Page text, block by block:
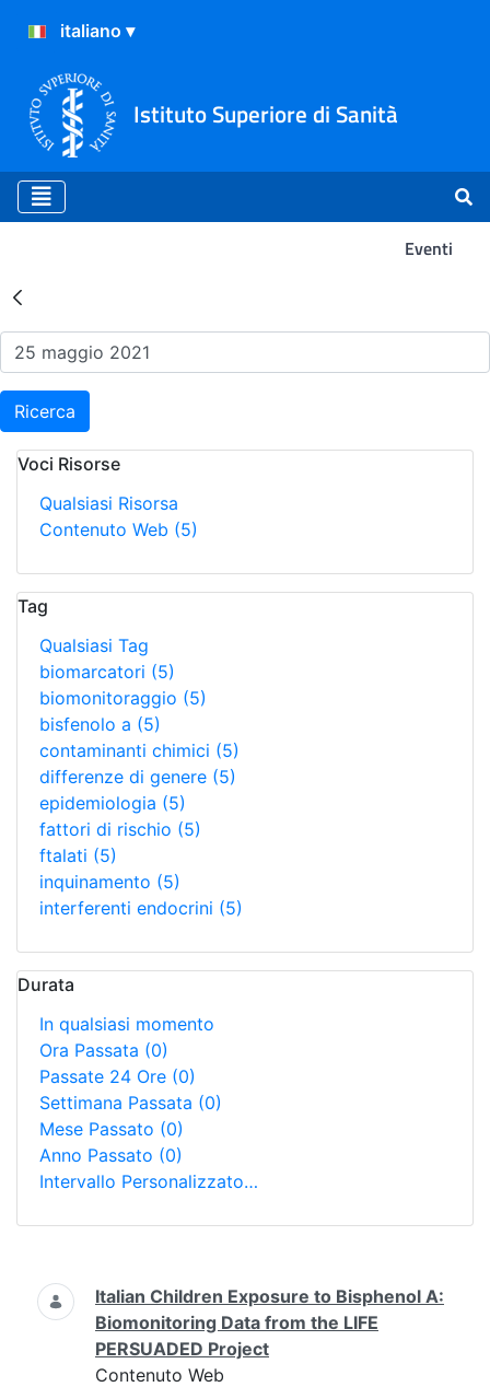
Istituto Superiore di Sanità
Eventi
Risultati della Ricerca -
Ricerca
Voci Risorse
Qualsiasi Risorsa
Contenuto Web (5)
Tag
Qualsiasi Tag
biomarcatori (5)
biomonitoraggio (5)
bisfenolo a (5)
contaminanti chimici (5)
differenze di genere (5)
epidemiologia (5)
fattori di rischio (5)
ftalati (5)
inquinamento (5)
interferenti endocrini (5)
Durata
In qualsiasi momento
Ora Passata (0)
Passate 24 Ore (0)
Settimana Passata (0)
Mese Passato (0)
Anno Passato (0)
Intervallo Personalizzato…
Ricerca
Italian Children Exposure to Bisphenol A:
Biomonitoring Data from the LIFE
PERSUADED Project
Contenuto Web